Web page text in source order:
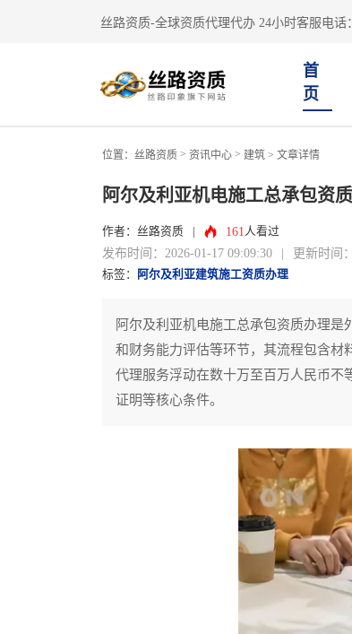
丝路资质-全球资质代理代办 24小时客服电话：
首
页
位置： 丝路资质 > 资讯中心 > 建筑 > 文章详情
阿尔及利亚机电施工总承包资
作者：丝路资质 161 人看过
发布时间：2026-01-17 09:09:30 | 更新时间
标签： 阿尔及利亚建筑施工资质办理
阿尔及利亚机电施工总承包资质办理
和财务能力评估等环节，其流程包含材
代理服务浮动在数十万至百万人民币不
证明等核心条件。